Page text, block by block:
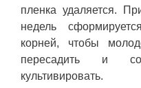
пленка удаляется.
недель
корней, чтобы
пересадить и
культивировать.